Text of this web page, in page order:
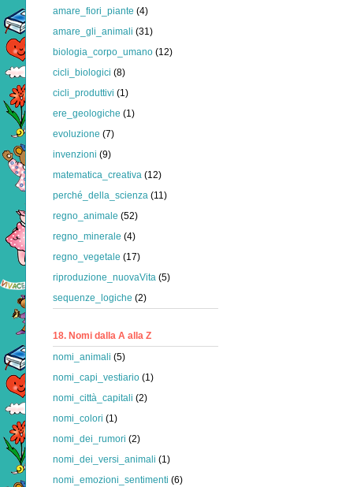
amare_fiori_piante (4)
amare_gli_animali (31)
biologia_corpo_umano (12)
cicli_biologici (8)
cicli_produttivi (1)
ere_geologiche (1)
evoluzione (7)
invenzioni (9)
matematica_creativa (12)
perché_della_scienza (11)
regno_animale (52)
regno_minerale (4)
regno_vegetale (17)
riproduzione_nuovaVita (5)
sequenze_logiche (2)
18. Nomi dalla A alla Z
nomi_animali (5)
nomi_capi_vestiario (1)
nomi_città_capitali (2)
nomi_colori (1)
nomi_dei_rumori (2)
nomi_dei_versi_animali (1)
nomi_emozioni_sentimenti (6)